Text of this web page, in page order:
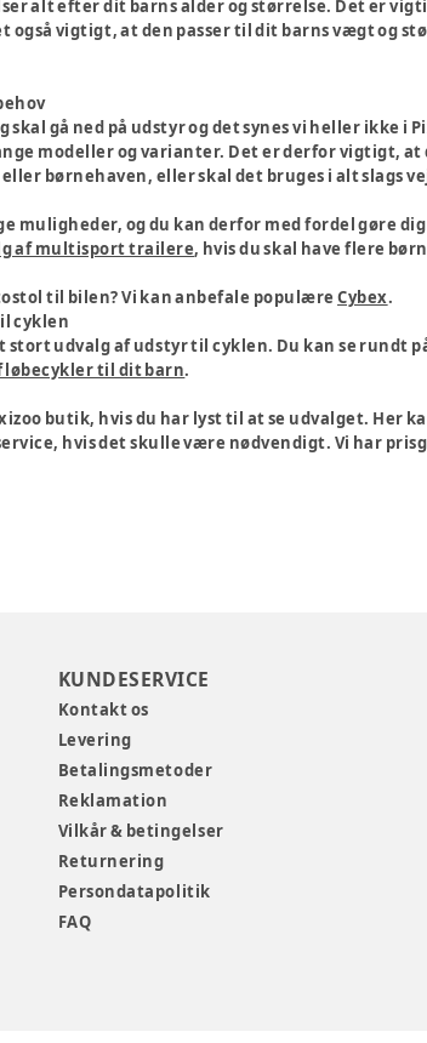
alt efter dit barns alder og størrelse. Det er
også vigtigt, at den passer til dit barns vægt og
skal gå ned på udstyr og det synes vi heller ikke
modeller og varianter. Det er derfor vigtigt,
børnehaven, eller skal det bruges i alt slags
muligheder, og du kan derfor med fordel gøre
af multisport trailere, hvis du skal have flere
til bilen? Vi kan anbefale populæreCybex.
cyklen
stort udvalg af udstyr til cyklen. Du kan se rundt
løbecykler til dit barn.
butik, hvis du har lyst til at se udvalget. Her
hvis det skulle være nødvendigt. Vi har
KUNDESERVICE
Kontakt os
Levering
Betalingsmetoder
Reklamation
Vilkår & betingelser
Returnering
Persondatapolitik
FAQ